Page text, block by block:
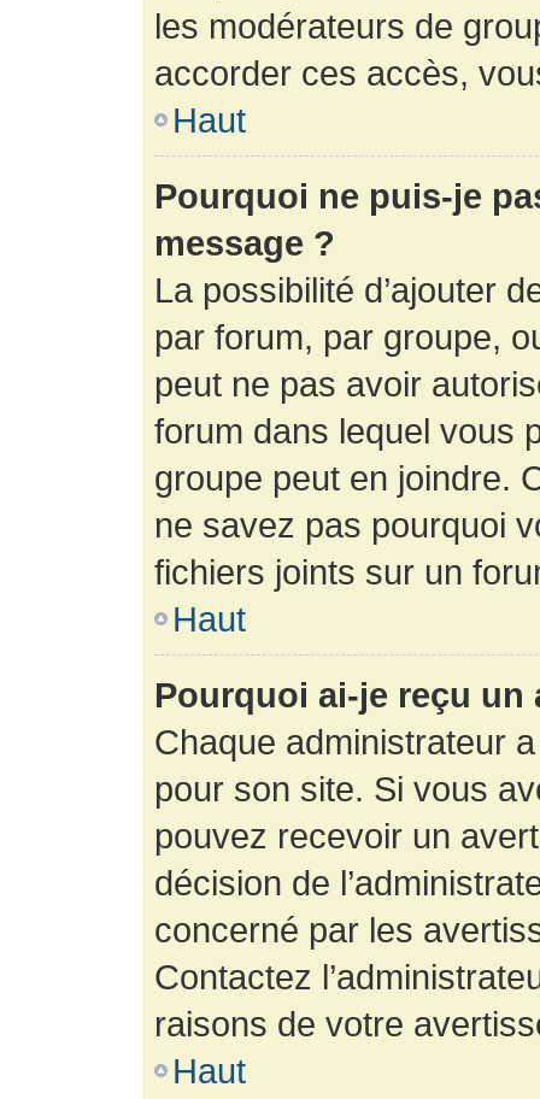
les modérateurs de
accorder ces accès,
Haut
Pourquoi ne puis-je
message ?
La possibilité d’ajouter
par forum, par groupe,
peut ne pas avoir
forum dans lequel vous
groupe peut en joindre.
ne savez pas pourquoi
fichiers joints sur un
Haut
Pourquoi ai-je reçu un
Chaque administrateur
pour son site. Si vous
pouvez recevoir un
décision de
concerné par les
Contactez
raisons de votre
Haut